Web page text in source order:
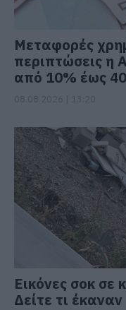
Μεταφορές
περιπτώσεις η
από 10% έως
Εικόνες σοκ σε
Δείτε τι έκαναν